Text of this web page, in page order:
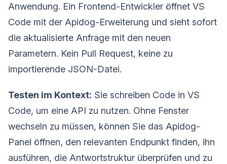
Anwendung. Ein Frontend-Entwickler öffnet VS
Code mit der Apidog-Erweiterung und sieht sofort
die aktualisierte Anfrage mit den neuen
Parametern. Kein Pull Request, keine zu
importierende JSON-Datei.
Testen im Kontext: Sie schreiben Code in VS
Code, um eine API zu nutzen. Ohne Fenster
wechseln zu müssen, können Sie das Apidog-
Panel öffnen, den relevanten Endpunkt finden, ihn
ausführen, die Antwortstruktur überprüfen und zu